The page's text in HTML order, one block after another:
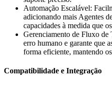
Automação Escalável:
adicionando mais Agentes
capacidades à medida que
Gerenciamento de Fluxo
erro humano e garante que
forma eficiente, mantendo
Compatibilidade e Integração